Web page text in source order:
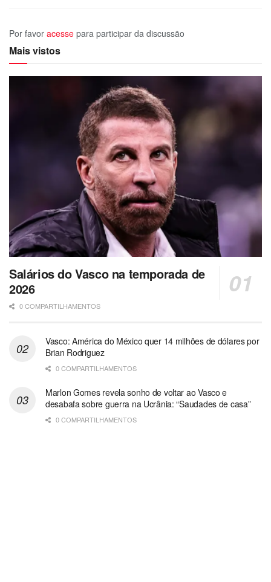
Por favor acesse para participar da discussão
Mais vistos
Salários do Vasco na temporada de
2026
0 COMPARTILHAMENTOS
Vasco: América do México quer 14 milhões de dólares por
Brian Rodriguez
0 COMPARTILHAMENTOS
Marlon Gomes revela sonho de voltar ao Vasco e
desabafa sobre guerra na Ucrânia: “Saudades de casa”
0 COMPARTILHAMENTOS